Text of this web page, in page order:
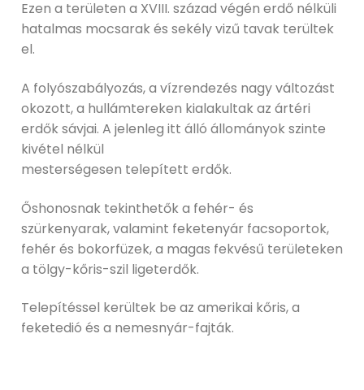
Ezen a területen a XVIII. század végén erdő nélküli
hatalmas mocsarak és sekély vizű tavak terültek
el.
A folyószabályozás, a vízrendezés nagy változást
okozott, a hullámtereken kialakultak az ártéri
erdők sávjai. A jelenleg itt álló állományok szinte
kivétel nélkül
mesterségesen telepített erdők.
Őshonosnak tekinthetők a fehér- és
szürkenyarak, valamint feketenyár facsoportok,
fehér és bokorfüzek, a magas fekvésű területeken
a tölgy-kőris-szil ligeterdők.
Telepítéssel kerültek be az amerikai kőris, a
feketedió és a nemesnyár-fajták.